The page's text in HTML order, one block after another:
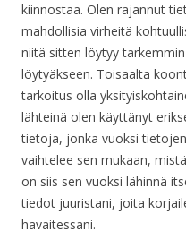
kiinnostaa. Olen rajannut
mahdollisia virheitä
niitä sitten löytyy
löytyäkseen. Toisaalta
tarkoitus olla
lähteinä olen käyttänyt
tietoja, jonka vuoksi
vaihtelee sen mukaan,
on siis sen vuoksi lähinnä
tiedot juuristani, joita
havaitessani.